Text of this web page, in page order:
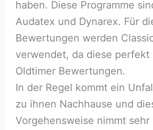
haben. Diese Programme
Audatex und Dynarex. Für
Bewertungen werden
verwendet, da diese perfekt
Oldtimer Bewertungen.
In der Regel kommt ein
zu ihnen Nachhause und
Vorgehensweise nimmt